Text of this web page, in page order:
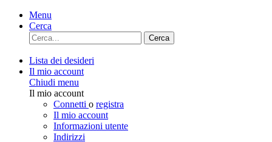
Menu
Cerca
Cerca
Lista dei desideri
Il mio account
Chiudi menu
Il mio account
Connetti o registra
Il mio account
Informazioni utente
Indirizzi